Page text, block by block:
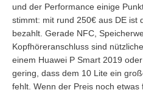
und der Performance einige
stimmt: mit rund 250€ aus DE ist
bezahlt. Gerade NFC,
Kopfhöreranschluss sind
einem Huawei P Smart 2019
gering, dass dem 10 Lite ein
fehlt. Wenn der Preis noch etwas